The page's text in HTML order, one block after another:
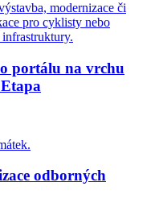
modernizace či
pro cyklisty nebo
portálu na vrchu
odborných